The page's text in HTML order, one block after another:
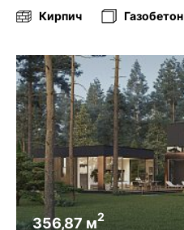
Кирпич Газобетон
356,87 м2